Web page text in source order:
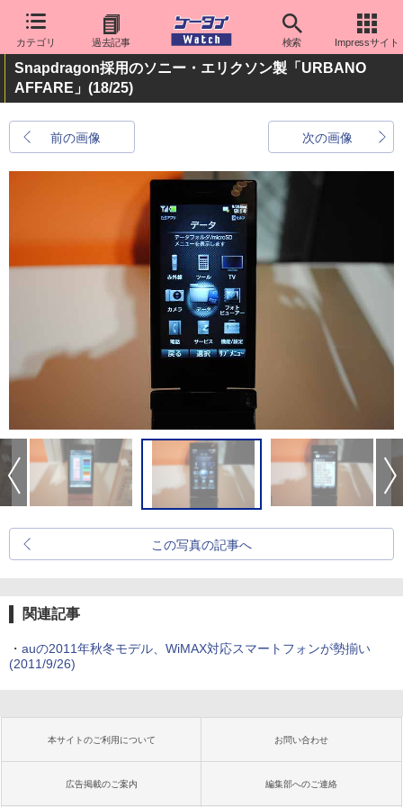
カテゴリ 過去記事 検索 Impressサイト
Snapdragon採用のソニー・エリクソン製「URBANO
AFFARE」 (18/25)
前の画像 次の画像
この写真の記事へ
関連記事
・ auの2011年秋冬モデル、WiMAX対応スマートフォンが勢揃い
(2011/9/26)
本サイトのご利用について お問い合わせ
広告掲載のご案内 編集部へのご連絡